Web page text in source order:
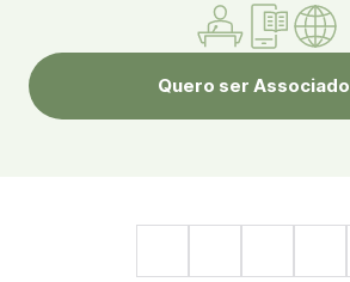
Quero ser Associado